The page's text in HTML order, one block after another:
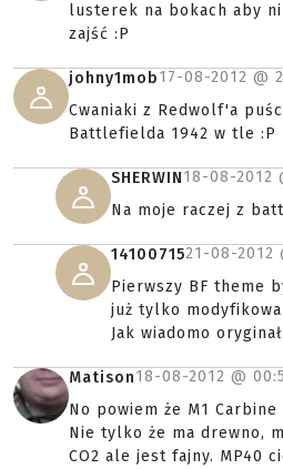
lusterek na bokach aby
zajść :P
johny1mob17-08-2012 @
Cwaniaki z Redwolf'a
Battlefielda 1942 w tle :P
SHERWIN18-08-2012
Na moje raczej z
1410071521-08-2012
Pierwszy BF theme
już tylko
Jak wiadomo
Matison18-08-2012 @
No powiem że M1
Nie tylko że ma drewno,
CO2 ale jest fajny. MP40